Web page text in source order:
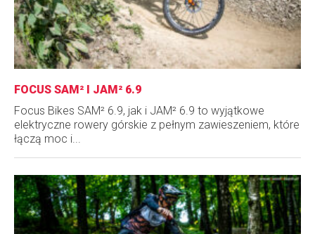
FOCUS SAM² I JAM² 6.9
Focus Bikes SAM² 6.9, jak i JAM² 6.9 to wyjątkowe
elektryczne rowery górskie z pełnym zawieszeniem, które
łączą moc i...